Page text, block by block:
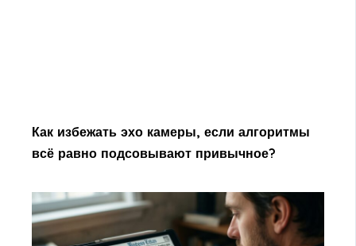
Как избежать эхо камеры, если алгоритмы
всё равно подсовывают привычное?